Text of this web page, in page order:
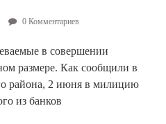
0 Комментариев
в совершении
размере. Как сообщили в
района, 2 июня в милицию
из банков